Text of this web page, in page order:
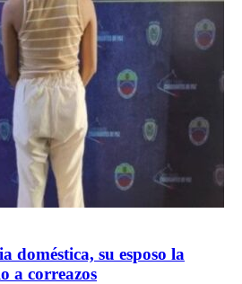
doméstica, su esposo la
a correazos